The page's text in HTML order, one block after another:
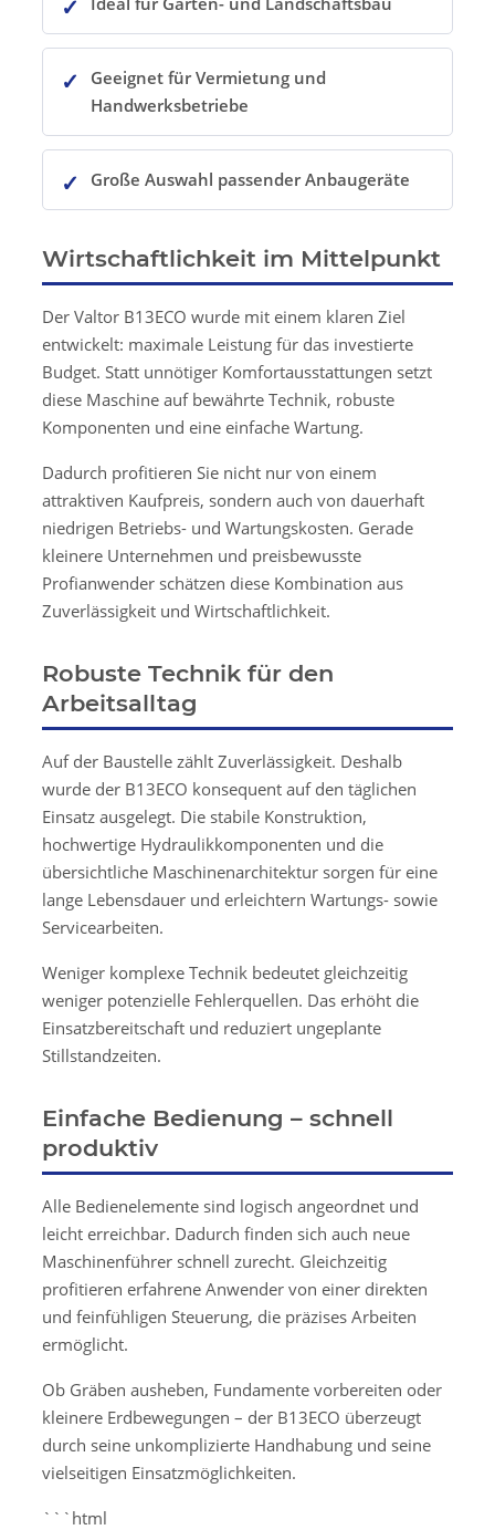
Geeignet für Vermietung und
Handwerksbetriebe
Große Auswahl passender Anbaugeräte
Wirtschaftlichkeit im Mittelpunkt
Der Valtor B13ECO wurde mit einem klaren Ziel
entwickelt: maximale Leistung für das investierte
Budget. Statt unnötiger Komfortausstattungen setzt
diese Maschine auf bewährte Technik, robuste
Komponenten und eine einfache Wartung.
Dadurch profitieren Sie nicht nur von einem
attraktiven Kaufpreis, sondern auch von dauerhaft
niedrigen Betriebs- und Wartungskosten. Gerade
kleinere Unternehmen und preisbewusste
Profianwender schätzen diese Kombination aus
Zuverlässigkeit und Wirtschaftlichkeit.
Robuste Technik für den
Arbeitsalltag
Auf der Baustelle zählt Zuverlässigkeit. Deshalb
wurde der B13ECO konsequent auf den täglichen
Einsatz ausgelegt. Die stabile Konstruktion,
hochwertige Hydraulikkomponenten und die
übersichtliche Maschinenarchitektur sorgen für eine
lange Lebensdauer und erleichtern Wartungs- sowie
Servicearbeiten.
Weniger komplexe Technik bedeutet gleichzeitig
weniger potenzielle Fehlerquellen. Das erhöht die
Einsatzbereitschaft und reduziert ungeplante
Stillstandzeiten.
Einfache Bedienung – schnell
produktiv
Alle Bedienelemente sind logisch angeordnet und
leicht erreichbar. Dadurch finden sich auch neue
Maschinenführer schnell zurecht. Gleichzeitig
profitieren erfahrene Anwender von einer direkten
und feinfühligen Steuerung, die präzises Arbeiten
ermöglicht.
Ob Gräben ausheben, Fundamente vorbereiten oder
kleinere Erdbewegungen – der B13ECO überzeugt
durch seine unkomplizierte Handhabung und seine
vielseitigen Einsatzmöglichkeiten.
```html